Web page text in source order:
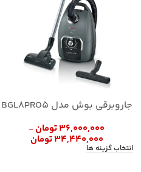
جاروبرقی بوش مدل BGL8PRO5
۳۶,۰۰۰,۰۰۰تومان –
۳۴,۴۴۰,۰۰۰تومان
انتخاب گزینه ها